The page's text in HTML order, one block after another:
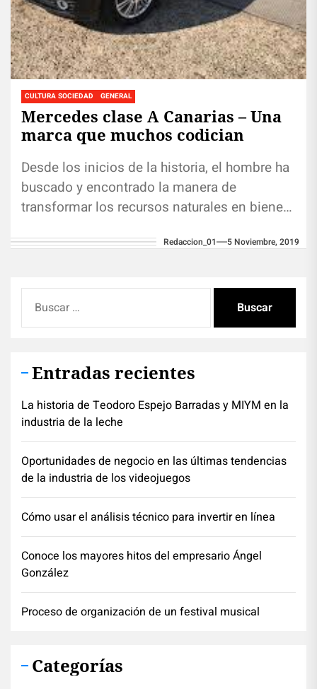
CULTURA SOCIEDAD GENERAL
Mercedes clase A Canarias – Una
marca que muchos codician
Desde los inicios de la historia, el hombre ha
buscado y encontrado la manera de
transformar los recursos naturales en bienes
Redaccion_01 5 Noviembre, 2019
Entradas recientes
La historia de Teodoro Espejo Barradas y MIYM en la
industria de la leche
Oportunidades de negocio en las últimas tendencias
de la industria de los videojuegos
Cómo usar el análisis técnico para invertir en línea
Conoce los mayores hitos del empresario Ángel
González
Proceso de organización de un festival musical
Categorías